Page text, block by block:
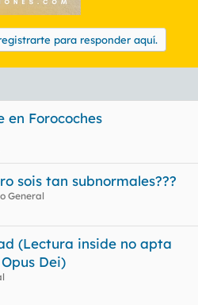
para responder aquí.
en Forocoches
sois tan subnormales???
General
(Lectura inside no apta
Dei)